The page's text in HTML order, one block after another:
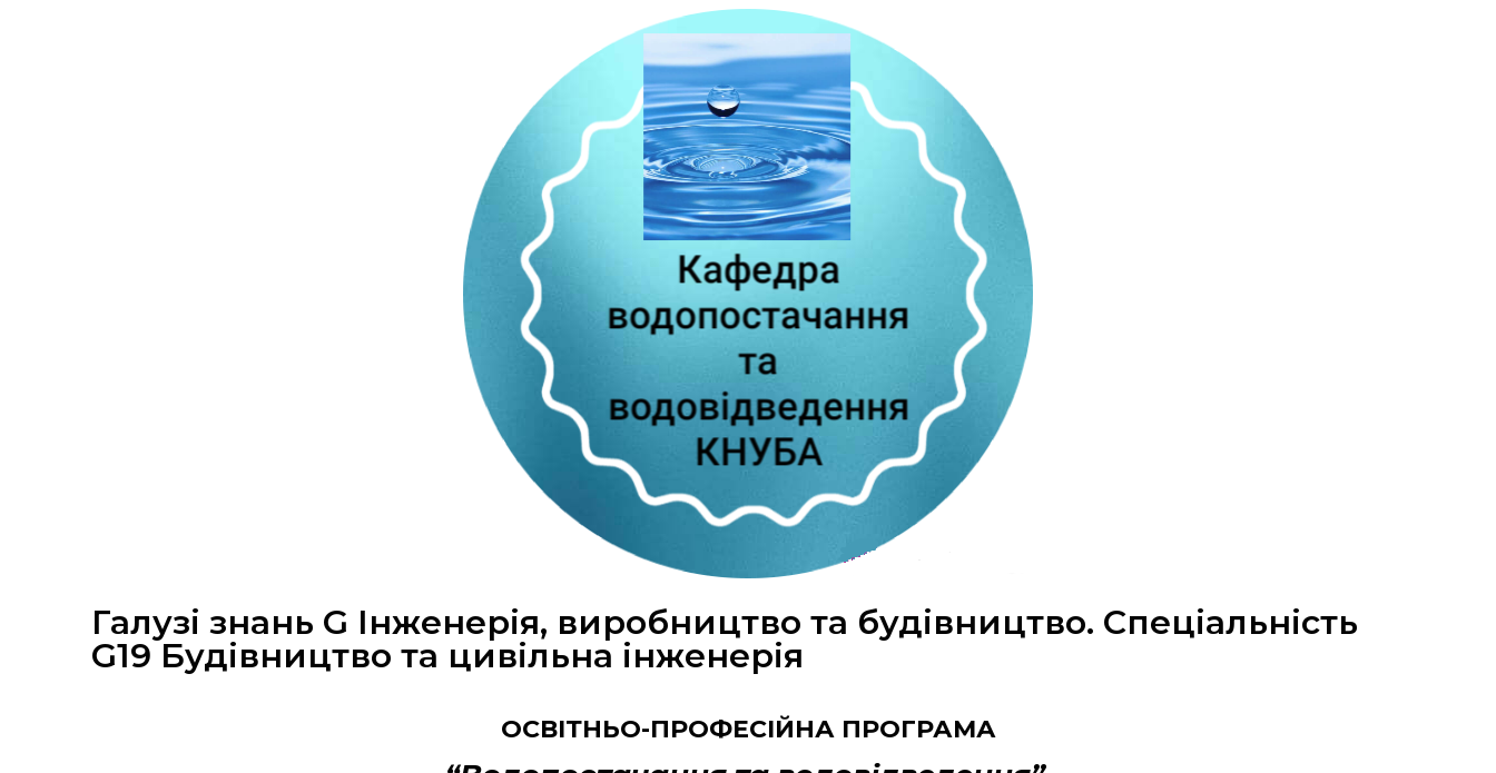
Галузі знань G Інженерія, виробництво та будівництво. Спеціальність
G19 Будівництво та цивільна інженерія
ОСВІТНЬО-ПРОФЕСІЙНА ПРОГРАМА